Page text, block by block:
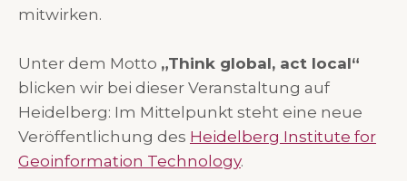
mitwirken.
Unter dem Motto „Think global, act local“
blicken wir bei dieser Veranstaltung auf
Heidelberg: Im Mittelpunkt steht eine neue
Veröffentlichung des Heidelberg Institute for
Geoinformation Technology.